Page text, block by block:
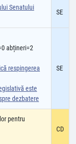
Senatului
SE
abțineri=2
respingerea
este
dezbatere
SE
pentru
CD